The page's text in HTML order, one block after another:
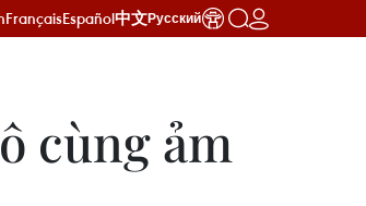
FrançaisEspañol中文Русский
cùng ảm